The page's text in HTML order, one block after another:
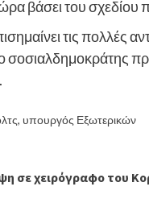
βάσει του
τις πολλές
σοσιαλδημοκράτης
, υπουργός Εξωτερικών
σε χειρόγραφο του